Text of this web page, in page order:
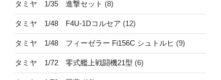
タミヤ 1/35 進撃セット (8)
タミヤ 1/48 F4U-1Dコルセア (12)
タミヤ 1/48 フィーゼラー Fi156C シュトルヒ (9)
タミヤ 1/72 零式艦上戦闘機21型 (6)